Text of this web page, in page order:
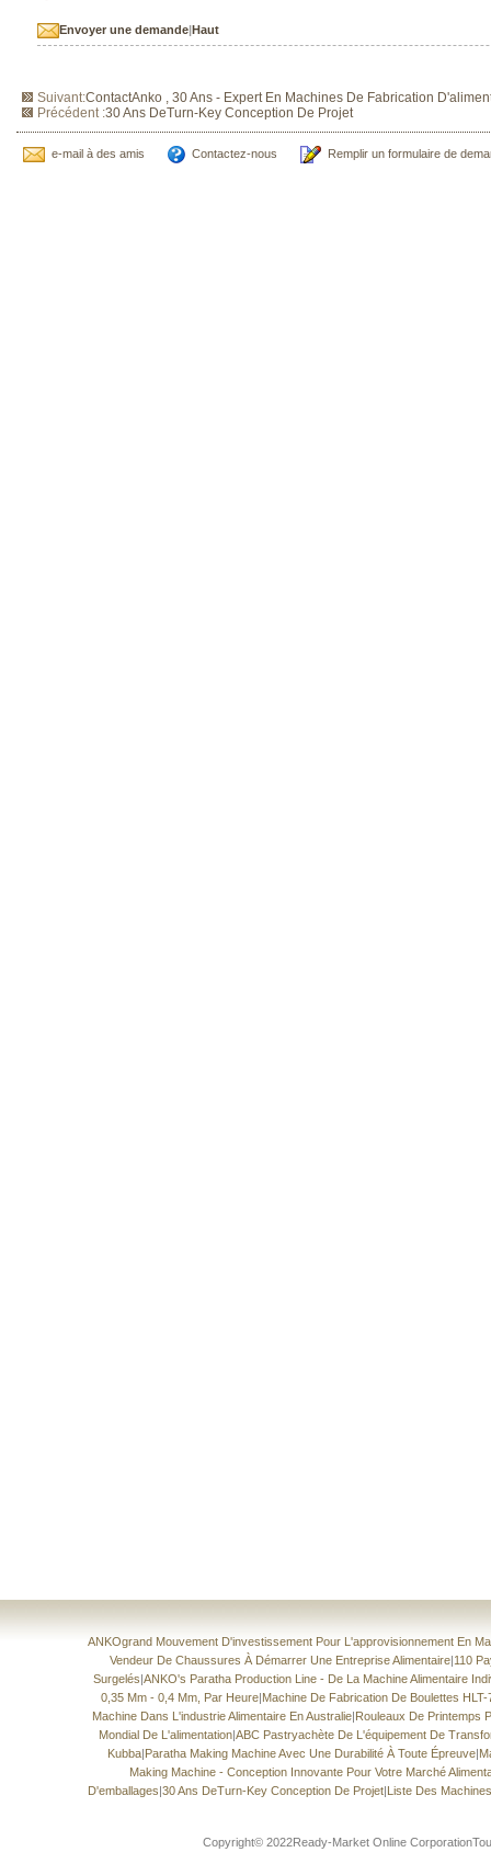
Envoyer une demande|Haut
Suivant:ContactAnko , 30 Ans - Expert En Machines De Fabrication
Précédent :30 Ans DeTurn-Key Conception De Projet
e-mail à des amis Contactez-nous Remplir un formulaire de
ANKOgrand Mouvement D'investissement Pour L'approvisionnement En
Vendeur De Chaussures À Démarrer Une Entreprise Alimentaire|110
Surgelés|ANKO's Paratha Production Line - De La Machine Alimentaire
0,35 Mm - 0,4 Mm, Par Heure|Machine De Fabrication De Boulettes
Machine Dans L'industrie Alimentaire En Australie|Rouleaux De Printemps
Mondial De L'alimentation|ABC Pastryachète De L'équipement De
Kubba|Paratha Making Machine Avec Une Durabilité À Toute Épreuve|
Making Machine - Conception Innovante Pour Votre Marché
D'emballages|30 Ans DeTurn-Key Conception De Projet|Liste Des
Copyright© 2022Ready-Market Online